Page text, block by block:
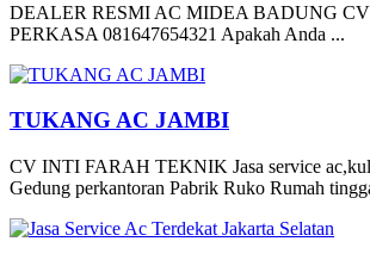
DEALER RESMI AC MIDEA BADUNG
PERKASA 081647654321 Apakah Anda ...
TUKANG AC JAMBI
CV INTI FARAH TEKNIK Jasa service
Gedung perkantoran Pabrik Ruko Rumah